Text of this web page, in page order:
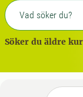
Fritext sökning
Söker du äldre